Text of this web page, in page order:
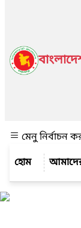
মেনু নির্বাচন